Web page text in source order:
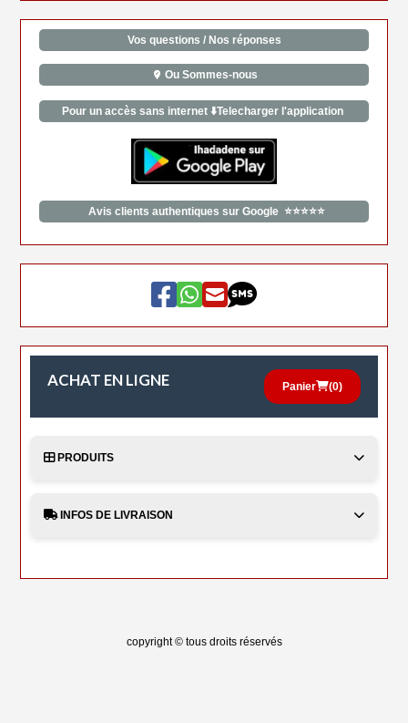
Vos questions / Nos réponses
Ou Sommes-nous
Pour un accès sans internet ⬇️Telecharger l'application
Avis clients authentiques sur Google ⭐⭐⭐⭐⭐
ACHAT EN LIGNE Panier (0)
PRODUITS
INFOS DE LIVRAISON
copyright © tous droits réservés